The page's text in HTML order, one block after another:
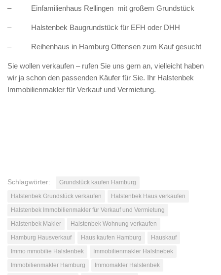
– Einfamilienhaus Rellingen mit großem Grundstück
– Halstenbek Baugrundstück für EFH oder DHH
– Reihenhaus in Hamburg Ottensen zum Kauf gesucht
Sie wollen verkaufen – rufen Sie uns gern an, vielleicht haben
wir ja schon den passenden Käufer für Sie. Ihr Halstenbek
Immobilienmakler für Verkauf und Vermietung.
Schlagwörter:
Grundstück kaufen Hamburg
Halstenbek Grundstück verkaufen
Halstenbek Haus verkaufen
Halstenbek Immobilienmakler für Verkauf und Vermietung
Halstenbek Makler
Halstenbek Wohnung verkaufen
Hamburg Hausverkauf
Haus kaufen Hamburg
Hauskauf
Immo mmobilie Halstenbek
Immobilienmakler Halstnebek
Immobilienmakler Hamburg
Immomakler Halstenbek